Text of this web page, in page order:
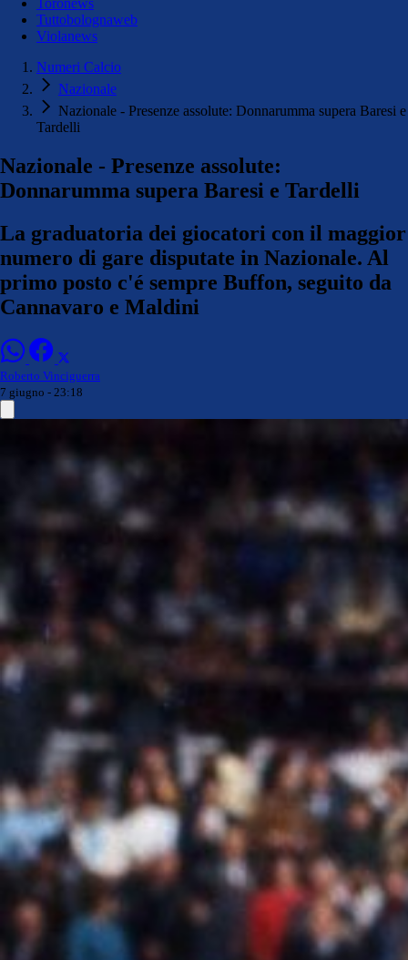
Toronews
Tuttobolognaweb
Violanews
Numeri Calcio
Nazionale
Nazionale - Presenze assolute: Donnarumma supera Baresi e
Tardelli
Nazionale - Presenze assolute:
Donnarumma supera Baresi e Tardelli
La graduatoria dei giocatori con il maggior
numero di gare disputate in Nazionale. Al
primo posto c'é sempre Buffon, seguito da
Cannavaro e Maldini
Roberto Vinciguerra
7 giugno - 23:18